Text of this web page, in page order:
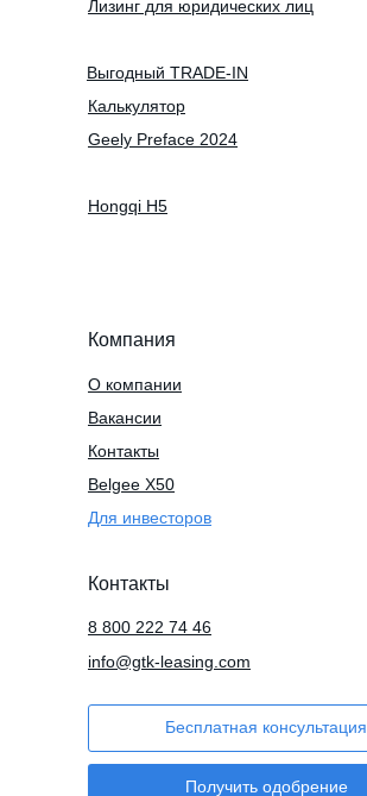
Компания
О компании
Вакансии
Контакты
Для инвесторов
Контакты
info@gtk-leasing.com
Бесплатная консультация
Получить одобрение
Belgee X50
Лизинг для юридических лиц
Калькулятор
Hongqi H5
8 800 222 74 46
Выгодный TRADE-IN
Geely Preface 2024